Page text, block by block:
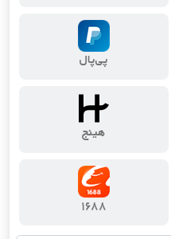
پی‌پال
هینج
۱۶۸۸